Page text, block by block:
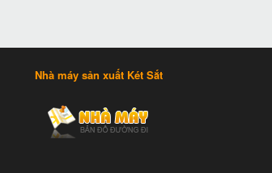
Nhà máy sản xuất Két Sắt